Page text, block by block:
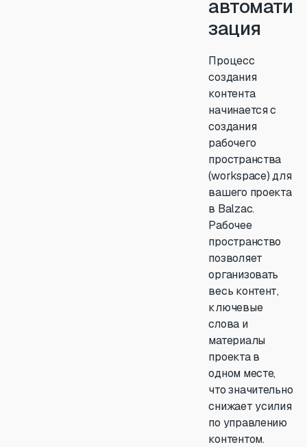
автомати
зация
Процесс
создания
контента
начинается с
создания
рабочего
пространства
(workspace) для
вашего проекта
в Balzac.
Рабочее
пространство
позволяет
организовать
весь контент,
ключевые
слова и
материалы
проекта в
одном месте,
что значительно
снижает усилия
по управлению
контентом.